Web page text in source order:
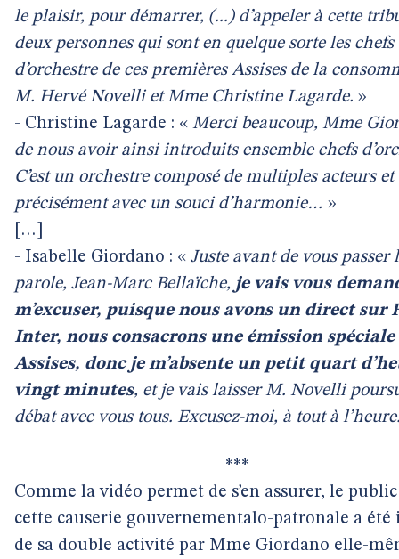
le plaisir, pour démarrer, (...) d’appeler à cette
deux personnes qui sont en quelque sorte les chefs
d’orchestre de ces premières Assises de la
M. Hervé Novelli et Mme Christine Lagarde. »
- Christine Lagarde : « Merci beaucoup, Mme
de nous avoir ainsi introduits ensemble chefs
C’est un orchestre composé de multiples acteurs et
précisément avec un souci d’harmonie… »
[…]
- Isabelle Giordano : « Juste avant de vous passer
parole, Jean-Marc Bellaïche, je vais vous
m’excuser, puisque nous avons un direct sur
Inter, nous consacrons une émission spéciale
Assises, donc je m’absente un petit quart
vingt minutes, et je vais laisser M. Novelli
débat avec vous tous. Excusez-moi, à tout à
***
Comme la vidéo permet de s’en assurer, le
cette causerie gouvernementalo-patronale a été
de sa double activité par Mme Giordano elle-